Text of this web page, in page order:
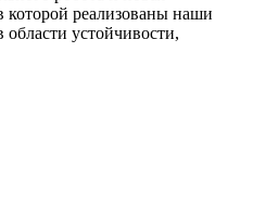
которой реализованы наши
устойчивости,